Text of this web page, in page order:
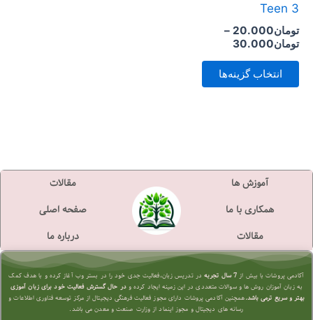
Teen 3
تومان20.000
–
تومان30.000
انتخاب گزینه‌ها
صفحه
آموزش ها
همکاری با ما
مقالات
مقالات
صفحه اصلی
درباره ما
آکادمی پروشات با بیش از 7 سال تجربه
در تدریس زبان،فعالیت جدی خود را در بستر وب آغاز کرده و با هدف کمک
به زبان آموزان روش ها و سوالات متعددی در این زمینه ایجاد کرده ودر حال گسترش فعالیت خود برای زبان آموزی
بهتر و سریع ترمی باشد.همچنین آکادمی پروشات دارای مجوز فعالیت فرهنگی دیجیتال از مرکز توسعه فناوری اطلاعات و
رسانه های دیجیتال و مجوز اینماد از وزارت صنعت و معدن می باشد.